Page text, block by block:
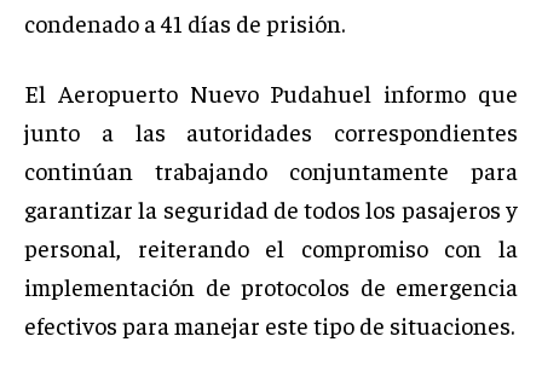
condenado a 41 días de prisión.
El Aeropuerto Nuevo Pudahuel informo que
junto a las autoridades correspondientes
continúan trabajando conjuntamente para
garantizar la seguridad de todos los pasajeros y
personal, reiterando el compromiso con la
implementación de protocolos de emergencia
efectivos para manejar este tipo de situaciones.